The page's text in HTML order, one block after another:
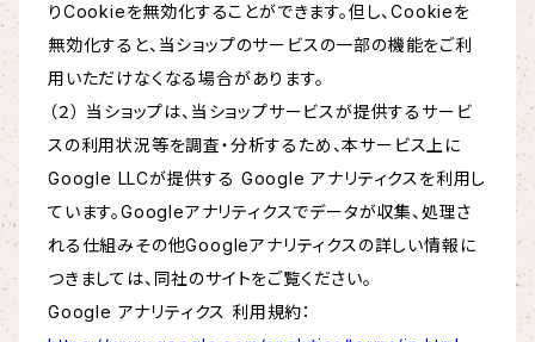
りCookieを無効化することができます。但し、Cookieを
無効化すると、当ショップのサービスの一部の機能をご利
用いただけなくなる場合があります。
（２） 当ショップは、当ショップサービスが提供するサービ
スの利用状況等を調査・分析するため、本サービス上に
Google LLCが提供する Google アナリティクスを利用し
ています。Googleアナリティクスでデータが収集、処理さ
れる仕組みその他Googleアナリティクスの詳しい情報に
つきましては、同社のサイトをご覧ください。
Google アナリティクス 利用規約：